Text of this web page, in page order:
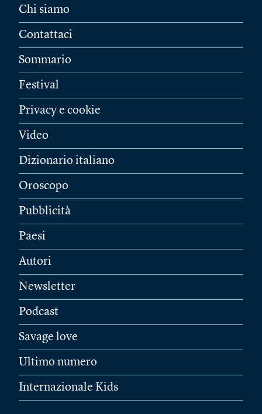
Chi siamo
Contattaci
Sommario
Festival
Privacy e cookie
Video
Dizionario italiano
Oroscopo
Pubblicità
Paesi
Autori
Newsletter
Podcast
Savage love
Ultimo numero
Internazionale Kids